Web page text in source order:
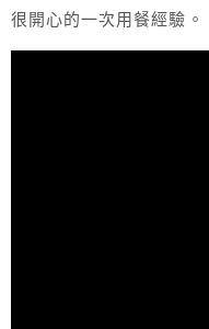
很開心的一次用餐經驗。